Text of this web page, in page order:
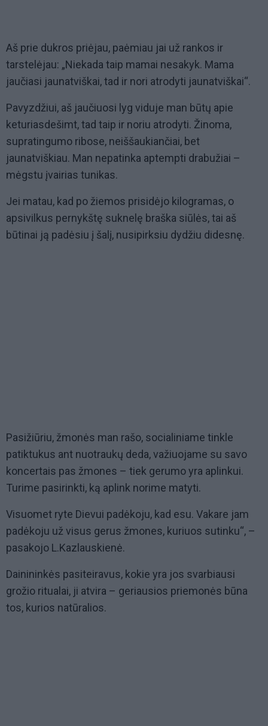
Aš prie dukros priėjau, paėmiau jai už rankos ir
tarstelėjau: „Niekada taip mamai nesakyk. Mama
jaučiasi jaunatviškai, tad ir nori atrodyti jaunatviškai“.
Pavyzdžiui, aš jaučiuosi lyg viduje man būtų apie
keturiasdešimt, tad taip ir noriu atrodyti. Žinoma,
supratingumo ribose, neiššaukiančiai, bet
jaunatviškiau. Man nepatinka aptempti drabužiai –
mėgstu įvairias tunikas.
Jei matau, kad po žiemos prisidėjo kilogramas, o
apsivilkus pernykštę suknelę braška siūlės, tai aš
būtinai ją padėsiu į šalį, nusipirksiu dydžiu didesnę.
Pasižiūriu, žmonės man rašo, socialiniame tinkle
patiktukus ant nuotraukų deda, važiuojame su savo
koncertais pas žmones – tiek gerumo yra aplinkui.
Turime pasirinkti, ką aplink norime matyti.
Visuomet ryte Dievui padėkoju, kad esu. Vakare jam
padėkoju už visus gerus žmones, kuriuos sutinku“, –
pasakojo L.Kazlauskienė.
Dainininkės pasiteiravus, kokie yra jos svarbiausi
grožio ritualai, ji atvira – geriausios priemonės būna
tos, kurios natūralios.